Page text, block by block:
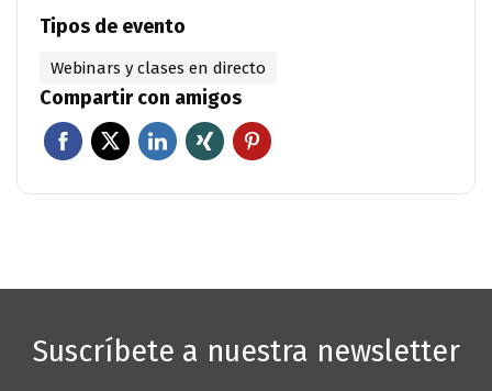
Tipos de evento
Webinars y clases en directo
Compartir con amigos
Suscríbete a nuestra newsletter